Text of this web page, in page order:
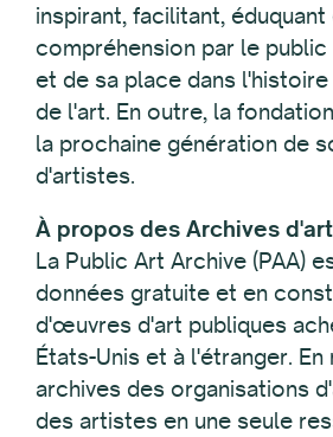
inspirant, facilitant,
compréhension par le
et de sa place dans
de l'art. En outre, la
la prochaine génération de
d'artistes.
À propos des Archives
La Public Art Archive (PAA)
données gratuite et en
d'œuvres d'art publiques
États-Unis et à l'étranger. En
archives des organisations
des artistes en une seule